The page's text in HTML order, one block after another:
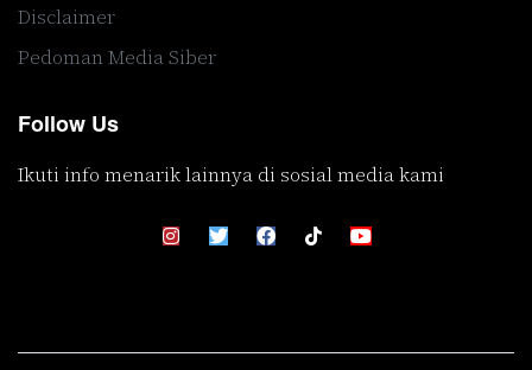
Disclaimer
Pedoman Media Siber
Follow Us
Ikuti info menarik lainnya di sosial media kami